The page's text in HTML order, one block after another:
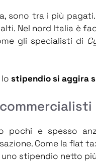
sono tra i più
Nel nord Italia è
gli specialisti di
stipendio si aggira
pochi e spesso
Come la flat
stipendio netto